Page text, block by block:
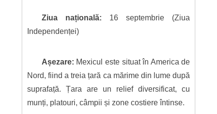
Ziua națională: 16 septembrie (Ziua
Independenței)
Așezare: Mexicul este situat în America de
Nord, fiind a treia țară ca mărime din lume după
suprafață. Țara are un relief diversificat, cu
munți, platouri, câmpii și zone costiere întinse.